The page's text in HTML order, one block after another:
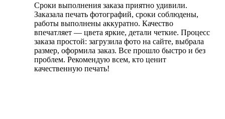
Сроки выполнения заказа приятно удивили.
Заказала печать фотографий, сроки соблюдены,
работы выполнены аккуратно. Качество
впечатляет — цвета яркие, детали четкие. Процесс
заказа простой: загрузила фото на сайте, выбрала
размер, оформила заказ. Все прошло быстро и без
проблем. Рекомендую всем, кто ценит
качественную печать!